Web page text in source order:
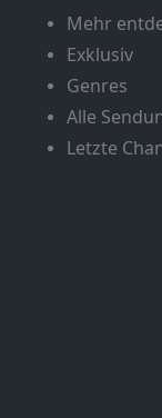
Mehr
Exklusiv
Genres
Alle
Letzte